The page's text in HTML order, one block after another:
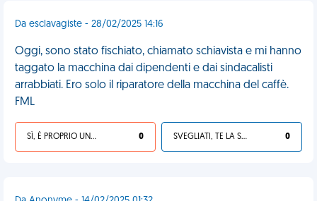
Da esclavagiste - 28/02/2025 14:16
Oggi, sono stato fischiato, chiamato schiavista e mi hanno
taggato la macchina dai dipendenti e dai sindacalisti
arrabbiati. Ero solo il riparatore della macchina del caffè.
FML
SÌ, È PROPRIO UNA VDM! 0 SVEGLIATI, TE LA SEI CERCATA! 0